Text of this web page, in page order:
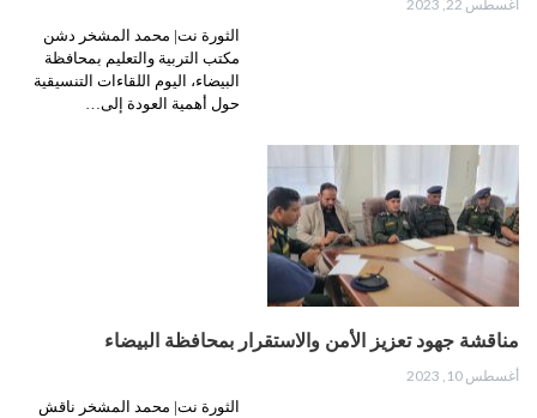
أغسطس 22, 2023
الثورة نت| محمد المشخر دشن
مكتب التربية والتعليم بمحافظة
البيضاء، اليوم اللقاءات التنسيقية
حول أهمية العودة إلى…
مناقشة جهود تعزيز الأمن والاستقرار بمحافظة البيضاء
أغسطس 10, 2023
الثورة نت| محمد المشخر ناقش